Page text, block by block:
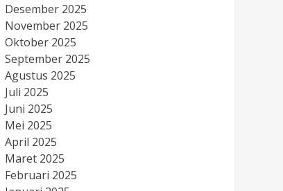
Desember 2025
November 2025
Oktober 2025
September 2025
Agustus 2025
Juli 2025
Juni 2025
Mei 2025
April 2025
Maret 2025
Februari 2025